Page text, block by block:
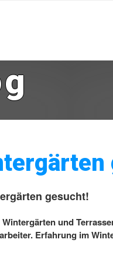
gesucht!
und
Erfahrung im